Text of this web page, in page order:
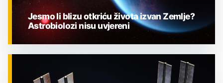
Jesmo li blizu otkriću života izvan Zemlje?
Astrobiolozi nisu uvjereni